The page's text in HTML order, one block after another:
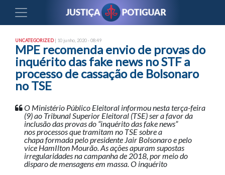
UNCATEGORIZED| 10 junho, 2020 - 08:49
MPE recomenda envio de provas do
inquérito das fake news no STF a
processo de cassação de Bolsonaro
no TSE
O Ministério Público Eleitoral informou nesta terça-feira
(9) ao Tribunal Superior Eleitoral (TSE) ser a favor da
inclusão das provas do “inquérito das fake news”
nos processos que tramitam no TSE sobre a
chapa formada pelo presidente Jair Bolsonaro e pelo
vice HamIlton Mourão. As ações apuram supostas
irregularidades na campanha de 2018, por meio do
disparo de mensagens em massa. O inquérito